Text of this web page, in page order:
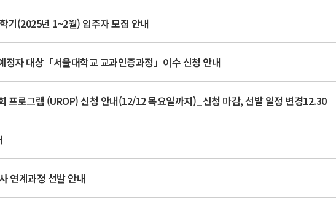
기(2025년 1~2월) 입주자 모집 안내
자 대상「서울대학교 교과인증과정」이수 신청 안내
프로그램 (UROP) 신청 안내(12/12 목요일까지)_신청 마감, 선발 일정 변경12.30
연계과정 선발 안내